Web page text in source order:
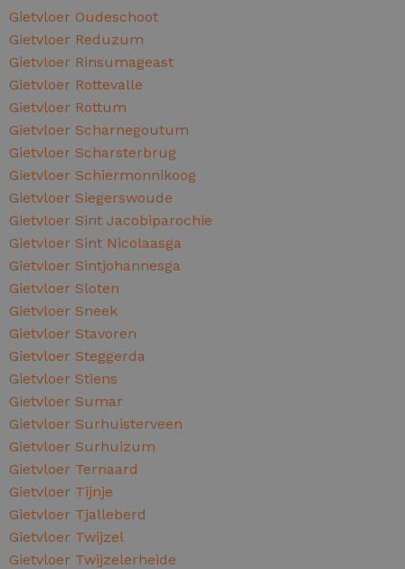
Gietvloer Oudeschoot
Gietvloer Reduzum
Gietvloer Rinsumageast
Gietvloer Rottevalle
Gietvloer Rottum
Gietvloer Scharnegoutum
Gietvloer Scharsterbrug
Gietvloer Schiermonnikoog
Gietvloer Siegerswoude
Gietvloer Sint Jacobiparochie
Gietvloer Sint Nicolaasga
Gietvloer Sintjohannesga
Gietvloer Sloten
Gietvloer Sneek
Gietvloer Stavoren
Gietvloer Steggerda
Gietvloer Stiens
Gietvloer Sumar
Gietvloer Surhuisterveen
Gietvloer Surhuizum
Gietvloer Ternaard
Gietvloer Tijnje
Gietvloer Tjalleberd
Gietvloer Twijzel
Gietvloer Twijzelerheide